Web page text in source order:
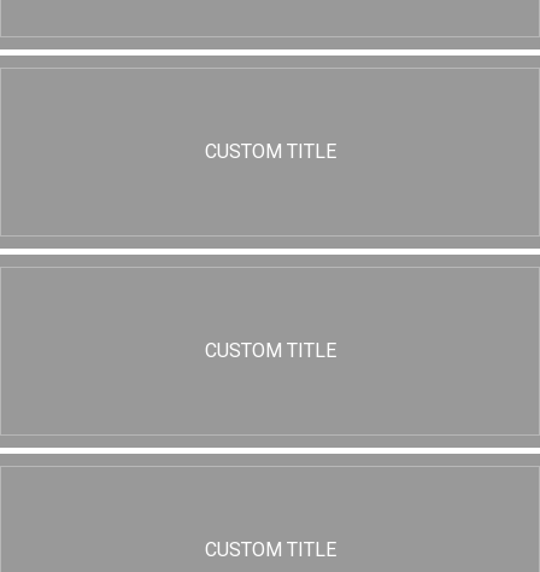
CUSTOM TITLE
CUSTOM TITLE
CUSTOM TITLE